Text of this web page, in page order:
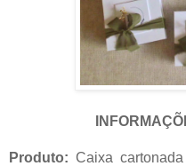
Produto:Caixa